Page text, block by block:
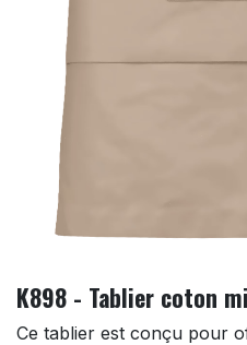
K898 - Tablier coton
Ce tablier est conçu pour